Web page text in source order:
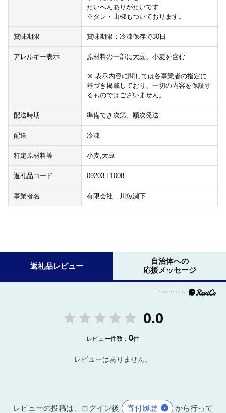
たいへんありがたいです
※タレ・山椒もついております。
賞味期限 賞味期限：冷凍保存で30日
アレルギー表示 原材料の一部に大豆、小麦を含む
※ 表示内容に関しては各事業者の指定に
基づき掲載しており、一切の内容を保証す
るものではございません。
配送時期 準備でき次第、順次発送
配送 冷凍
特定原材料等 小麦,大豆
返礼品コード 09203-L1008
事業者名 有限会社 川魚瀬下
返礼品レビュー
自治体への
応援メッセージ
0.0
レビュー件数：0件
レビューはありません。
レビューの投稿は、ログイン後 寄付履歴
から行って